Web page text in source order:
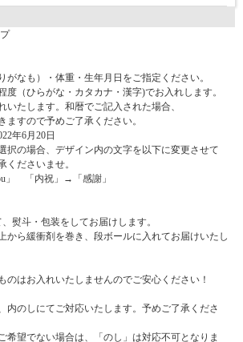
がなも）・体重・生年月日をご指定ください。
度（ひらがな・カタカナ・漢字)でお入れします。
たします。和暦でご記入された場合、
ますので予めご了承ください。
年6月20日
択の場合、デザイン内の文字を以下に変更させて
くださいませ。
」 「内祝」→「感謝」
熨斗・包装をしてお届けします。
から緩衝剤を巻き、段ボールに入れてお届けいたし
のはお入れいたしませんのでご安心ください！
内のしにてご対応いたします。予めご了承くださ
望でない場合は、「のし」は対応不可となりま